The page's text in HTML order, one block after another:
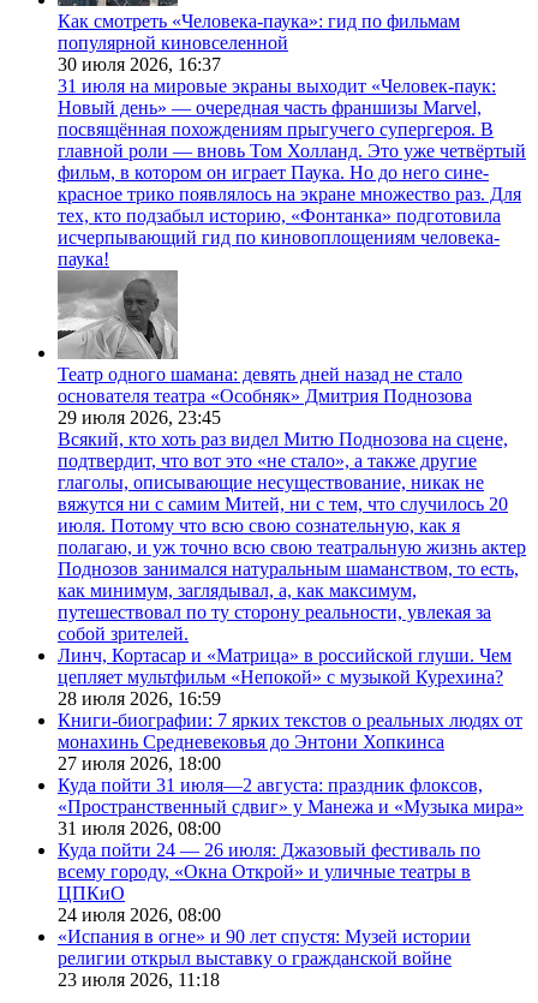
Как смотреть «Человека-паука»: гид по фильмам
популярной киновселенной
30 июля 2026, 16:37
31 июля на мировые экраны выходит «Человек-паук:
Новый день» — очередная часть франшизы Marvel,
посвящённая похождениям прыгучего супергероя. В
главной роли — вновь Том Холланд. Это уже четвёртый
фильм, в котором он играет Паука. Но до него сине-
красное трико появлялось на экране множество раз. Для
тех, кто подзабыл историю, «Фонтанка» подготовила
исчерпывающий гид по киновоплощениям человека-
паука!
Театр одного шамана: девять дней назад не стало
основателя театра «Особняк» Дмитрия Поднозова
29 июля 2026, 23:45
Всякий, кто хоть раз видел Митю Поднозова на сцене,
подтвердит, что вот это «не стало», а также другие
глаголы, описывающие несуществование, никак не
вяжутся ни с самим Митей, ни с тем, что случилось 20
июля. Потому что всю свою сознательную, как я
полагаю, и уж точно всю свою театральную жизнь актер
Поднозов занимался натуральным шаманством, то есть,
как минимум, заглядывал, а, как максимум,
путешествовал по ту сторону реальности, увлекая за
собой зрителей.
Линч, Кортасар и «Матрица» в российской глуши. Чем
цепляет мультфильм «Непокой» с музыкой Курехина?
28 июля 2026, 16:59
Книги-биографии: 7 ярких текстов о реальных людях от
монахинь Средневековья до Энтони Хопкинса
27 июля 2026, 18:00
Куда пойти 31 июля—2 августа: праздник флоксов,
«Пространственный сдвиг» у Манежа и «Музыка мира»
31 июля 2026, 08:00
Куда пойти 24 — 26 июля: Джазовый фестиваль по
всему городу, «Окна Открой» и уличные театры в
ЦПКиО
24 июля 2026, 08:00
«Испания в огне» и 90 лет спустя: Музей истории
религии открыл выставку о гражданской войне
23 июля 2026, 11:18